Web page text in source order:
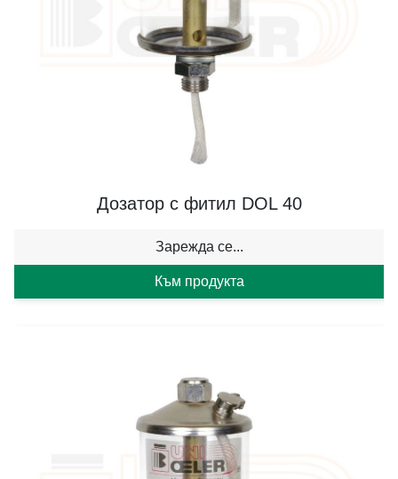
Дозатор с фитил DOL 40
Зарежда се...
Към продукта